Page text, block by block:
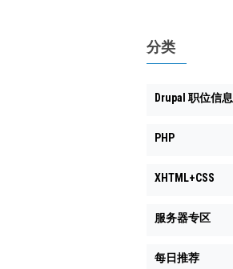
分类
Drupal 职位信息
PHP
XHTML+CSS
服务器专区
每日推荐